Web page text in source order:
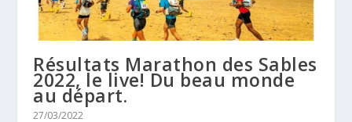
Résultats Marathon des Sables
2022, le live! Du beau monde
au départ.
27/03/2022